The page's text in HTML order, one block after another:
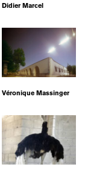
Didier Marcel
Véronique Massinger